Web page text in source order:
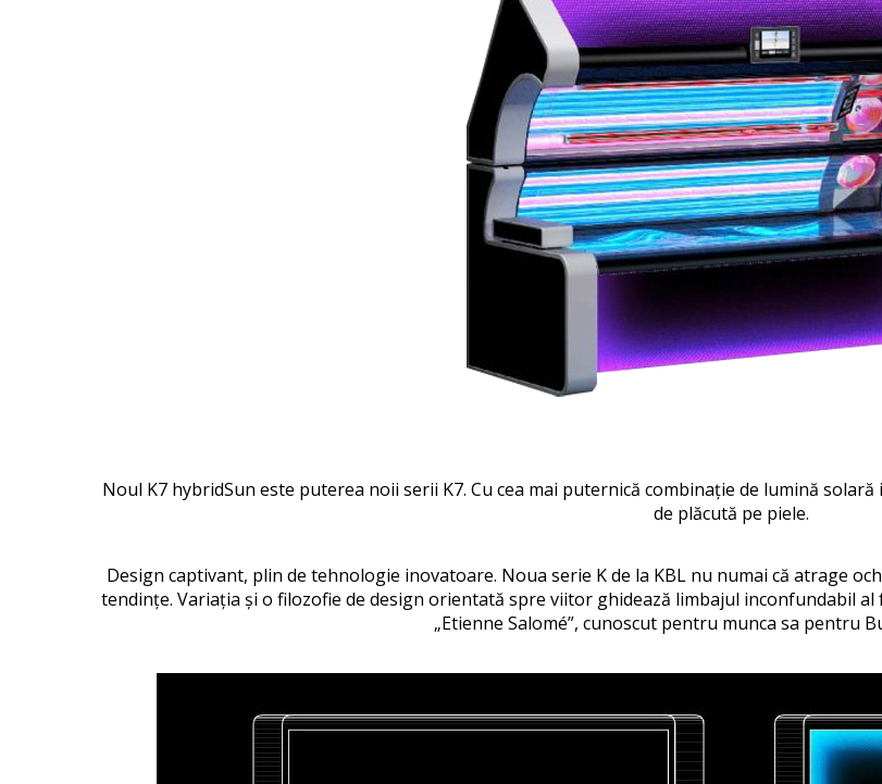
Noul K7 hybridSun este puterea noii serii K7. Cu cea mai puternică combinație de lumină
de plăcută pe piele.
Design captivant, plin de tehnologie inovatoare. Noua serie K de la KBL nu numai că atrage
tendințe. Variația și o filozofie de design orientată spre viitor ghidează limbajul inconfundabil
„Etienne Salomé”, cunoscut pentru munca sa pentru